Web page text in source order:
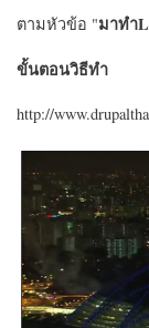
ตามหัวข้อ "มาทำ
ขั้นตอนวิธีทำ
http://